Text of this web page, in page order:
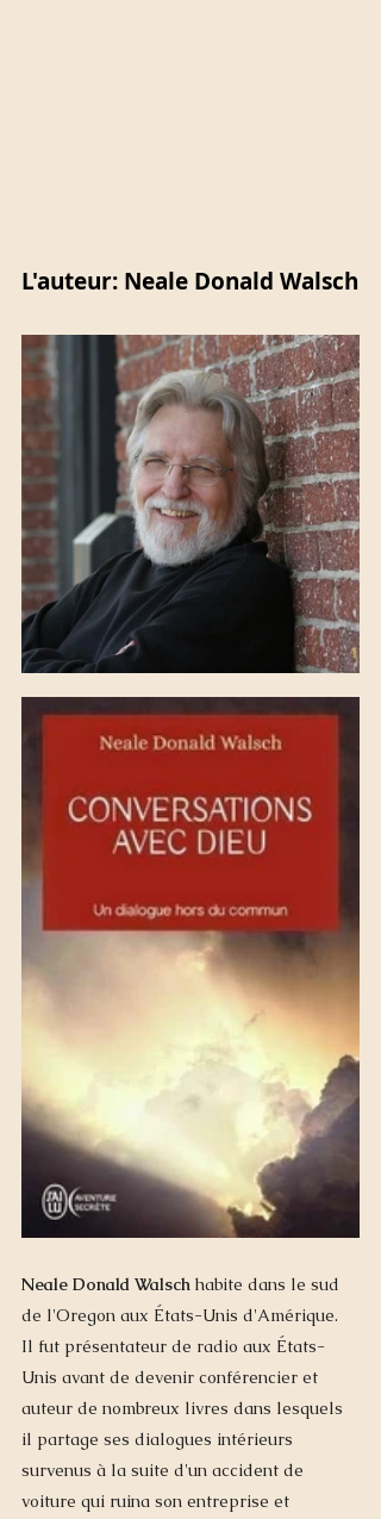
L'auteur: Neale Donald Walsch
Neale Donald Walsch habite dans le sud
de l'Oregon aux États-Unis d'Amérique.
Il fut présentateur de radio aux États-
Unis avant de devenir conférencier et
auteur de nombreux livres dans lesquels
il partage ses dialogues intérieurs
survenus à la suite d'un accident de
voiture qui ruina son entreprise et